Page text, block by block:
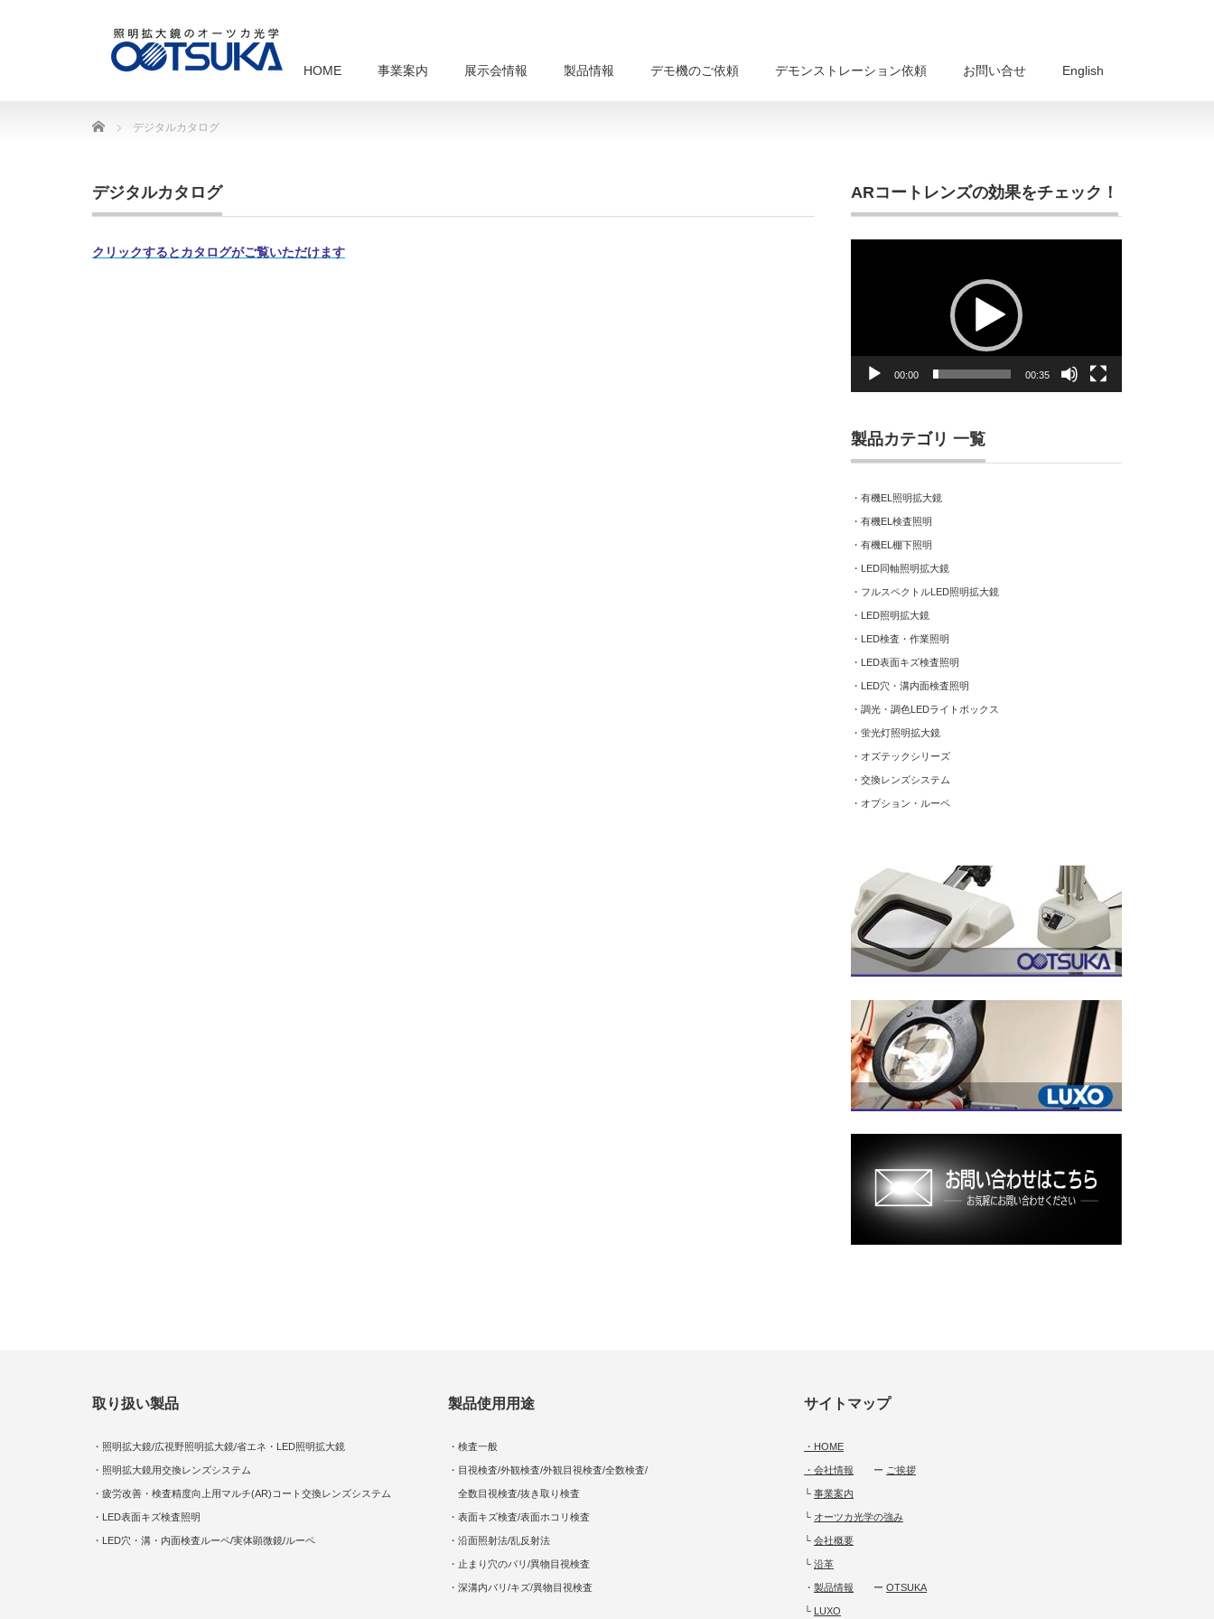
HOME 事業案内 展示会情報 製品情報 デモ機のご依頼 デモンストレーション依頼 お問い合せ English
Home デジタルカタログ
デジタルカタログ
クリックするとカタログがご覧いただけます
ARコートレンズの効果をチェック！
00:00 00:35
製品カテゴリ 一覧
・ 有機EL照明拡大鏡
・ 有機EL検査照明
・ 有機EL棚下照明
・ LED同軸照明拡大鏡
・ フルスペクトルLED照明拡大鏡
・ LED照明拡大鏡
・ LED検査・作業照明
・ LED表面キズ検査照明
・ LED穴・溝内面検査照明
・ 調光・調色LEDライトボックス
・ 蛍光灯照明拡大鏡
・ オズテックシリーズ
・ 交換レンズシステム
・ オプション・ルーペ
取り扱い製品
・照明拡大鏡/広視野照明拡大鏡/省エネ・LED照明拡大鏡
・照明拡大鏡用交換レンズシステム
・疲労改善・検査精度向上用マルチ(AR)コート交換レンズシステム
・LED表面キズ検査照明
・LED穴・溝・内面検査ルーペ/実体顕微鏡/ルーペ
製品使用用途
・検査一般
・目視検査/外観検査/外観目視検査/全数検査/
全数目視検査/抜き取り検査
・表面キズ検査/表面ホコリ検査
・沿面照射法/乱反射法
・止まり穴のバリ/異物目視検査
・深溝内バリ/キズ/異物目視検査
サイトマップ
・HOME
・会社情報 ー ご挨拶
└ 事業案内
└ オーツカ光学の強み
└ 会社概要
└ 沿革
・ 製品情報 ー OTSUKA
└ LUXO